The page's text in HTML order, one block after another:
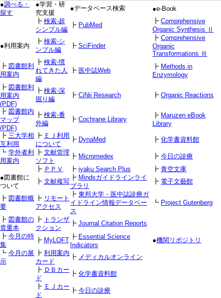
●調べる・
探す
●学習・研
究支援
●データベース検索
●e-Book
┣ 検索-超
シンプル編
┣ PubMed
┣ Comprehensive
Organic Synthesis Ⅱ
●利用案内
┣ 検索-シ
ンプル編
┣ SciFinder
┣ Comprehensive
Organic
Transformations Ⅲ
┣ 図書館利
用案内
┣ 検索-慣
れてきた人
編
┣ 医中誌Web
┣ Methods in
Enzymology
┣ 図書館利
用案内
(PDF)
┣ 検索-深
掘り編
┣ CiNii Research ┣ Organic Reactions
┣ 図書館内
マップ
(PDF)
┣ 検索-番
外編
┣ Cochrane Library
┣ Maruzen eBook
Library
┣ 三大学相
互利用
┣ ＥＪ利用
について
┣ DynaMed ┣ 化学書資料館
┗ 学外者利
用案内
┣ 文献管理
ソフト
┣ Micromedex ┣ 今日の診療
┣ ＰＰＶ ┣ iyaku Search Plus ┣ 青空文庫
●図書館に
ついて
┣ 文献複写
┣ Mindsガイドラインライ
ブラリ
┣ 電子文藝館
┣ 図書館概
要
┣ リモート
アクセス
┣ 東邦大学・医中誌診療ガ
イドライン情報データベー
ス
┗ Project Gutenberg
┣ 図書館の
貴重本
┣ トランザ
クション
┣ Journal Citation Reports
┣ 今月の特
集
┣ MyLOFT ┣ Essential Science
Indicators
●機関リポジトリ
┗ 今月の展
示
┣ 利用案内
カード
┣ メディカルオンライン
┣ ＤＢカー
ド
┣ 化学書資料館
┣ ＥＪカー
ド
┣ 今日の診療